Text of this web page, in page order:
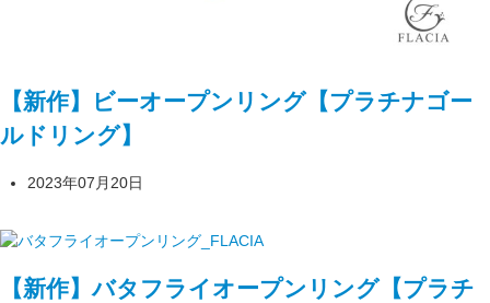
【新作】ビーオープンリング【プラチナゴー
ルドリング】
2023年07月20日
【新作】バタフライオープンリング【プラチ